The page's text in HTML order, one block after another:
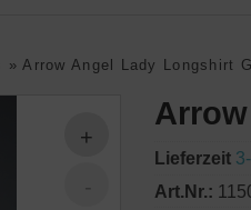
»Arrow Angel Lady Longshirt
Lieferzeit
Art.Nr.: